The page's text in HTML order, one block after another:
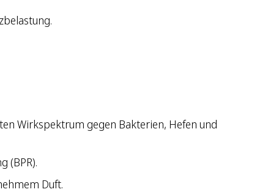
Wirkspektrum gegen Bakterien, Hefen und
(BPR).
Duft.